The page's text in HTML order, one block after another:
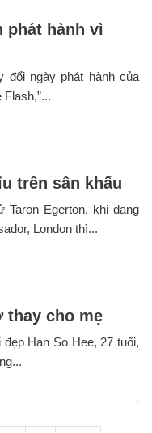
phát hành vì
đổi ngày phát hành của
trên sân khấu
Egerton, khi đang
London thì...
thay cho mẹ
Han So Hee, 27 tuổi,